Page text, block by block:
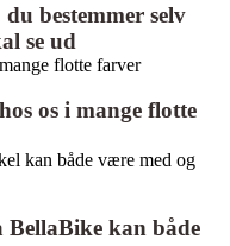
bestemmer selv
se ud
os i mange flotte
BellaBike kan både